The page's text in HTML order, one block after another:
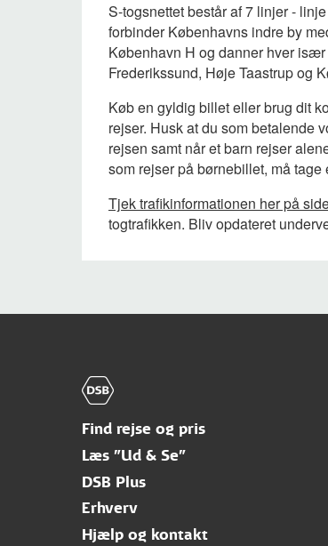
S-togsnettet består af 7 linjer -
forbinder Københavns indre by
København H og danner hver
Frederikssund, Høje Taastrup og
Køb en gyldig billet eller brug dit
rejser. Husk at du som betalende
rejsen samt når et barn rejser
som rejser på børnebillet, må
Tjek trafikinformationen her på
togtrafikken. Bliv opdateret
Find rejse og pris
Læs "Ud & Se"
DSB Plus
Erhverv
Hjælp og kontakt